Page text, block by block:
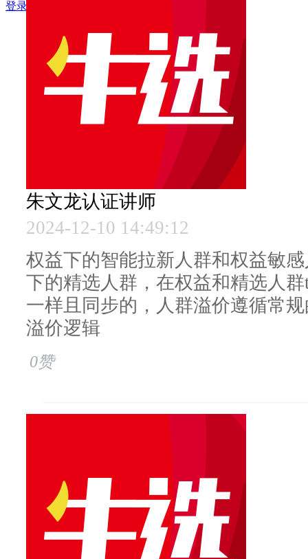
登录
朱文龙认证讲师
2024-12-10 14:49:12
权益下的智能拉新人群和权益敏
下的精选人群，在权益和精选人
一样且同步的，人群溢价遵循常
溢价逻辑
0赞